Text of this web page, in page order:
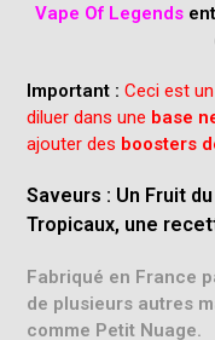
Vape Of Legends
Important : Ceci est
diluer dans une base
ajouter des boosters
Saveurs : Un Fruit
Tropicaux, une
Fabriqué en France
de plusieurs autres
comme Petit Nuage.